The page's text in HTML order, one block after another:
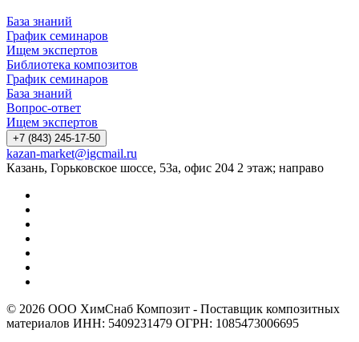
База знаний
График семинаров
Ищем экспертов
Библиотека композитов
График семинаров
База знаний
Вопрос-ответ
Ищем экспертов
+7 (843) 245-17-50
kazan-market@igcmail.ru
Казань, ​Горьковское шоссе, 53а, офис 204 2 этаж; направо
© 2026 ООО ХимСнаб Композит - Поставщик композитных
материалов ИНН: 5409231479 ОГРН: 1085473006695